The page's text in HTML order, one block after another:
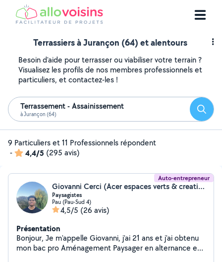
Terrassiers à Jurançon (64) et alentours
Besoin d'aide pour terrasser ou viabiliser votre terrain ?
Visualisez les profils de nos membres professionnels et
particuliers, et contactez-les !
Terrassement - Assainissement
à Jurançon (64)
9 Particuliers et 11 Professionnels répondent
-
4,4/5 (295 avis)
Auto-entrepreneur
Giovanni Cerci (Acer espaces verts & creation)
Paysagistes
Pau (Pau-Sud 4)
4,5/5 (26 avis)
Présentation
Bonjour, Je m'appelle Giovanni, j'ai 21 ans et j'ai obtenu
mon bac pro Aménagement Paysager en alternance en